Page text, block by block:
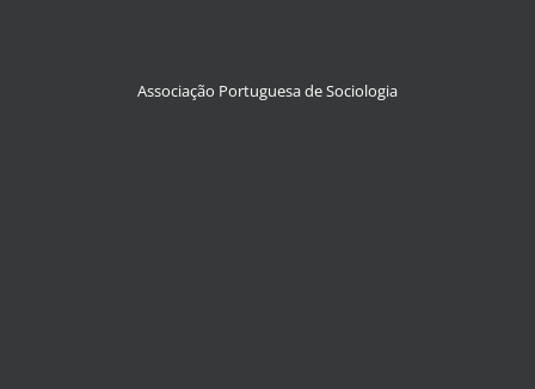
Associação Portuguesa de Sociologia